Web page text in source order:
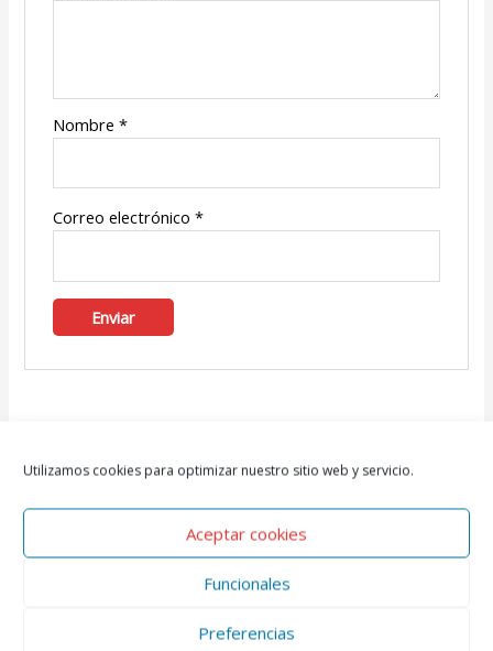
Utilizamos cookies para optimizar nuestro sitio web y servicio.
Aceptar cookies
Funcionales
Preferencias
Nombre *
Correo electrónico *